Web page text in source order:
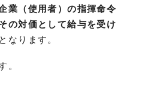
業（使用者）の指揮命令
の対価として給与を受け
なります。
。